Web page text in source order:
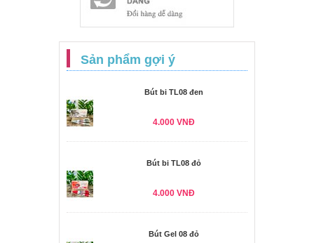
Sản phẩm gợi ý
Bút bi TL08 đen
4.000 VNĐ
Bút bi TL08 đỏ
4.000 VNĐ
Bút Gel 08 đỏ